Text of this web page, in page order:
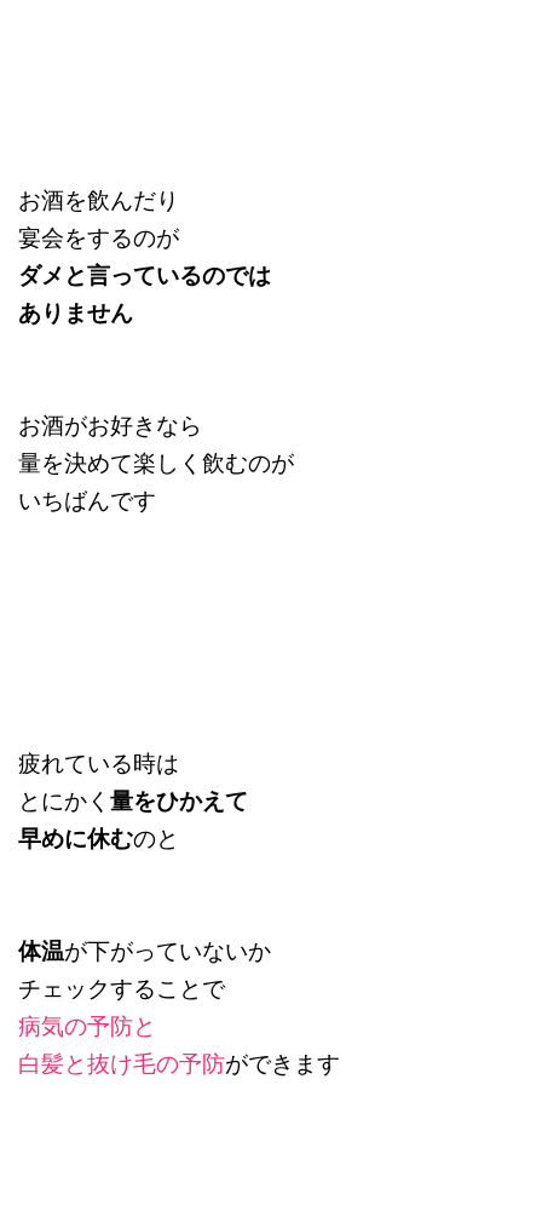
お酒を飲んだり
宴会をするのが
ダメと言っているのでは
ありません
お酒がお好きなら
量を決めて楽しく飲むのが
いちばんです
疲れている時は
とにかく 量をひかえて
早めに休むのと
体温が下がっていないか
チェックすることで
病気の予防と
白髪と抜け毛の予防ができます